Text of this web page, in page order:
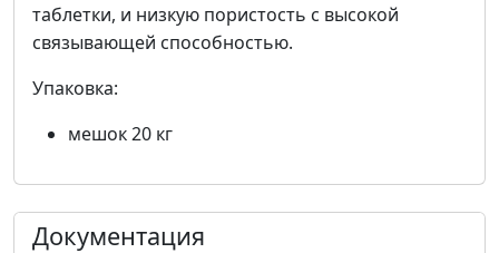
таблетки, и низкую пористость с высокой
связывающей способностью.
Упаковка:
мешок 20 кг
Документация